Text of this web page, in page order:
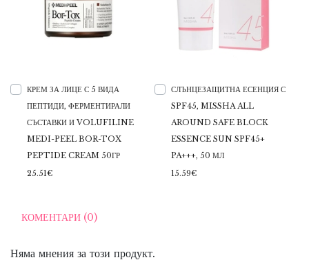
КРЕМ ЗА ЛИЦЕ С 5 ВИДА
ПЕПТИДИ, ФЕРМЕНТИРАЛИ
СЪСТАВКИ И VOLUFILINE
MEDI-PEEL BOR-TOX
PEPTIDE CREAM 50ГР
25.51€
СЛЪНЦЕЗАЩИТНА ЕСЕНЦИЯ С
SPF45, MISSHA ALL
AROUND SAFE BLOCK
ESSENCE SUN SPF45+
PA+++, 50 МЛ
15.59€
КОМЕНТАРИ (0)
Няма мнения за този продукт.